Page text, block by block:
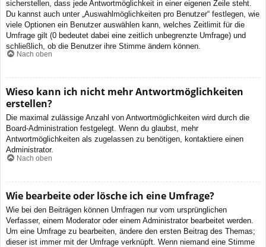
sicherstellen, dass jede Antwortmöglichkeit in einer eigenen Zeile steht.
Du kannst auch unter „Auswahlmöglichkeiten pro Benutzer“ festlegen, wie
viele Optionen ein Benutzer auswählen kann, welches Zeitlimit für die
Umfrage gilt (0 bedeutet dabei eine zeitlich unbegrenzte Umfrage) und
schließlich, ob die Benutzer ihre Stimme ändern können.
Nach oben
Wieso kann ich nicht mehr Antwortmöglichkeiten
erstellen?
Die maximal zulässige Anzahl von Antwortmöglichkeiten wird durch die
Board-Administration festgelegt. Wenn du glaubst, mehr
Antwortmöglichkeiten als zugelassen zu benötigen, kontaktiere einen
Administrator.
Nach oben
Wie bearbeite oder lösche ich eine Umfrage?
Wie bei den Beiträgen können Umfragen nur vom ursprünglichen
Verfasser, einem Moderator oder einem Administrator bearbeitet werden.
Um eine Umfrage zu bearbeiten, ändere den ersten Beitrag des Themas;
dieser ist immer mit der Umfrage verknüpft. Wenn niemand eine Stimme